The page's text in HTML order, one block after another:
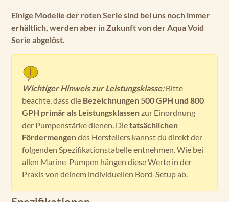
Einige Modelle der roten Serie sind bei uns noch immer
erhältlich, werden aber in Zukunft von der Aqua Void
Serie abgelöst.
Wichtiger Hinweis zur Leistungsklasse:Bitte
beachte, dass die Bezeichnungen 500 GPH und 800
GPH primär als Leistungsklassenzur Einordnung
der Pumpenstärke dienen. Dietatsächlichen
Fördermengendes Herstellers kannst du direkt der
folgenden Spezifikationstabelle entnehmen. Wie bei
allen Marine-Pumpen hängen diese Werte in der
Praxis von deinem individuellen Bord-Setup ab.